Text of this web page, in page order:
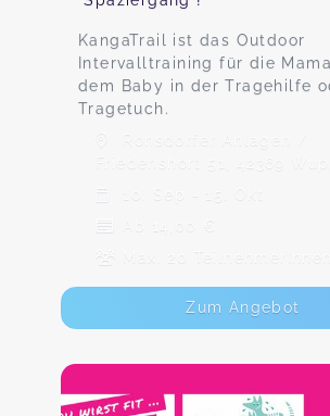
KangaTrail ist das Outdoor
Intervalltraining für die
dem Baby in der Tragehilfe
Tragetuch.
Ronsdorfer Anlagen /
Friedenshort 51, 42369
10. Sep - 15. Okt
Ab 14,00 €
Max. 20 TeilnehmerInnen
Zum Angebot